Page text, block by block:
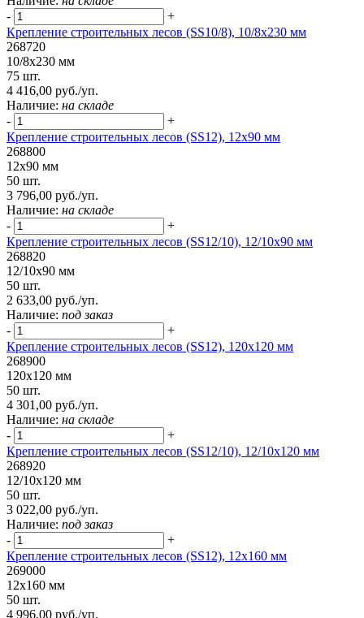
-
+
Крепление строительных лесов (SS10/8), 10/8х230 мм
268720
10/8х230 мм
75 шт.
4 416,00 руб./уп.
Наличие: на складе
-
+
Крепление строительных лесов (SS12), 12х90 мм
268800
12х90 мм
50 шт.
3 796,00 руб./уп.
Наличие: на складе
-
+
Крепление строительных лесов (SS12/10), 12/10х90 мм
268820
12/10х90 мм
50 шт.
2 633,00 руб./уп.
Наличие: под заказ
-
+
Крепление строительных лесов (SS12), 120х120 мм
268900
120х120 мм
50 шт.
4 301,00 руб./уп.
Наличие: на складе
-
+
Крепление строительных лесов (SS12/10), 12/10х120 мм
268920
12/10х120 мм
50 шт.
3 022,00 руб./уп.
Наличие: под заказ
-
+
Крепление строительных лесов (SS12), 12х160 мм
269000
12х160 мм
50 шт.
4 996,00 руб./уп.